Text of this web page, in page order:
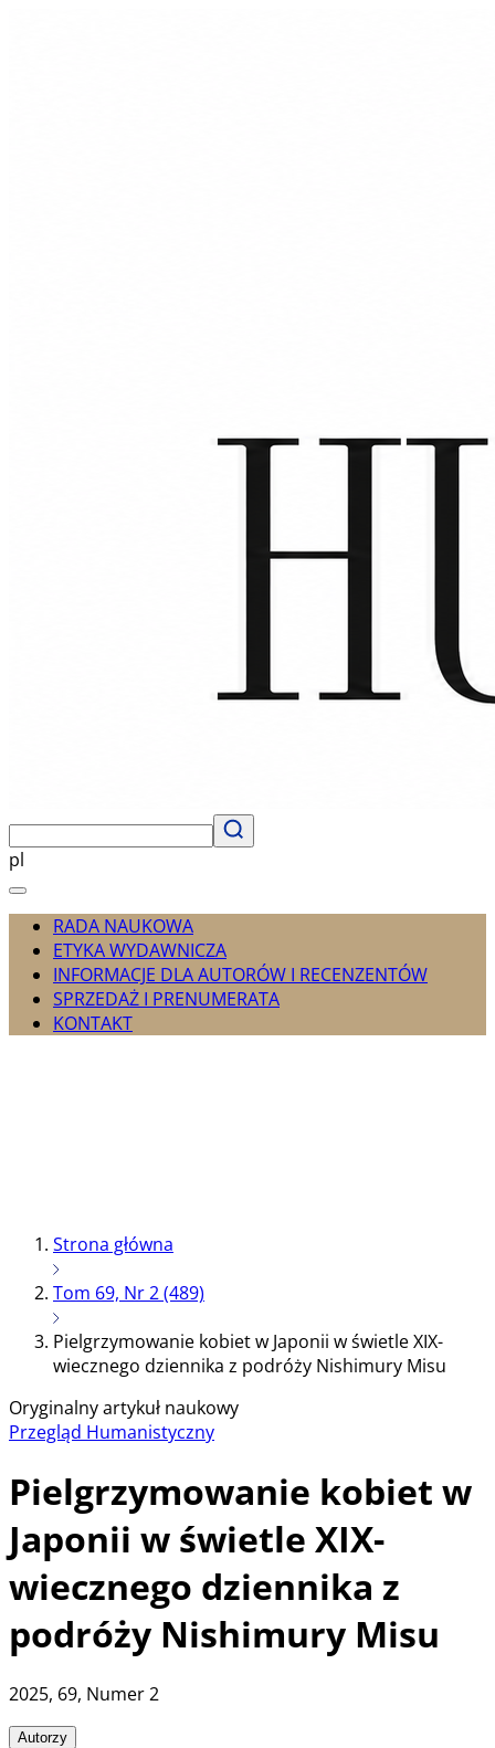
pl
RADA NAUKOWA
ETYKA WYDAWNICZA
INFORMACJE DLA AUTORÓW I RECENZENTÓW
SPRZEDAŻ I PRENUMERATA
KONTAKT
Strona główna
Tom 69, Nr 2 (489)
Pielgrzymowanie kobiet w Japonii w świetle XIX-
wiecznego dziennika z podróży Nishimury Misu
Oryginalny artykuł naukowy
Przegląd Humanistyczny
Pielgrzymowanie kobiet w
Japonii w świetle XIX-
wiecznego dziennika z
podróży Nishimury Misu
2025, 69, Numer 2
Autorzy